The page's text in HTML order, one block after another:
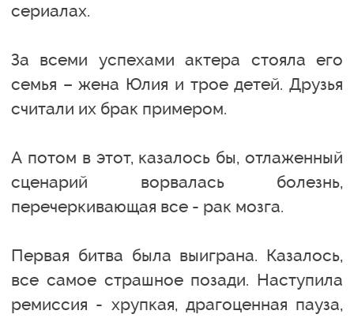
сериалах.
За всеми успехами актера стояла его
семья – жена Юлия и трое детей. Друзья
считали их брак примером.
А потом в этот, казалось бы, отлаженный
сценарий ворвалась болезнь,
перечеркивающая все - рак мозга.
Первая битва была выиграна. Казалось,
все самое страшное позади. Наступила
ремиссия - хрупкая, драгоценная пауза,